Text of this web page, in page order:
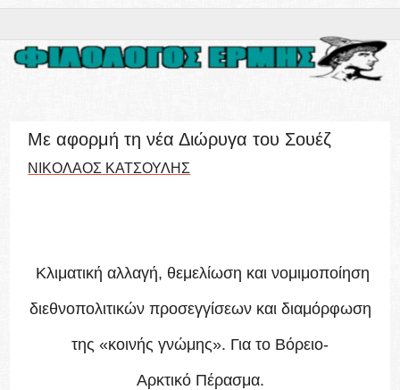
Με αφορμή τη νέα Διώρυγα του Σουέζ
ΝΙΚΟΛΑΟΣ ΚΑΤΣΟΥΛΗΣ
Κλιματική αλλαγή, θεμελίωση και νομιμοποίηση
διεθνοπολιτικών προσεγγίσεων και διαμόρφωση
της «κοινής γνώμης». Για το Βόρειο-
Αρκτικό Πέρασμα.